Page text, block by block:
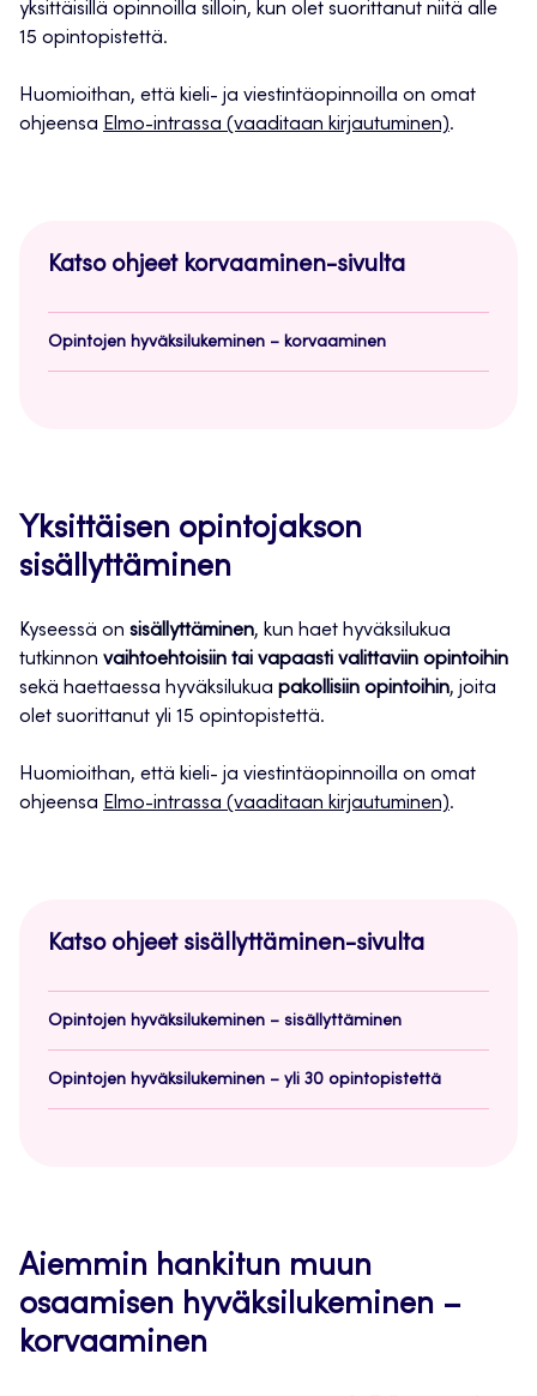
yksittäisillä opinnoilla silloin, kun olet suorittanut niitä alle
15 opintopistettä.
Huomioithan, että kieli- ja viestintäopinnoilla on omat
ohjeensa Elmo-intrassa (vaaditaan kirjautuminen).
Katso ohjeet korvaaminen-sivulta
Opintojen hyväksilukeminen – korvaaminen
Yksittäisen opintojakson
sisällyttäminen
Kyseessä on sisällyttäminen, kun haet hyväksilukua
tutkinnon vaihtoehtoisiin tai vapaasti valittaviin opintoihin
sekä haettaessa hyväksilukua pakollisiin opintoihin, joita
olet suorittanut yli 15 opintopistettä.
Huomioithan, että kieli- ja viestintäopinnoilla on omat
ohjeensa Elmo-intrassa (vaaditaan kirjautuminen).
Katso ohjeet sisällyttäminen-sivulta
Opintojen hyväksilukeminen – sisällyttäminen
Opintojen hyväksilukeminen – yli 30 opintopistettä
Aiemmin hankitun muun
osaamisen hyväksilukeminen –
korvaaminen